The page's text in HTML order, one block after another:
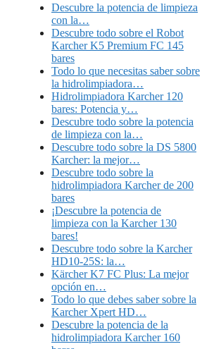
Descubre la potencia de limpieza
con la…
Descubre todo sobre el Robot
Karcher K5 Premium FC 145
bares
Todo lo que necesitas saber sobre
la hidrolimpiadora…
Hidrolimpiadora Karcher 120
bares: Potencia y…
Descubre todo sobre la potencia
de limpieza con la…
Descubre todo sobre la DS 5800
Karcher: la mejor…
Descubre todo sobre la
hidrolimpiadora Karcher de 200
bares
¡Descubre la potencia de
limpieza con la Karcher 130
bares!
Descubre todo sobre la Karcher
HD10-25S: la…
Kärcher K7 FC Plus: La mejor
opción en…
Todo lo que debes saber sobre la
Karcher Xpert HD…
Descubre la potencia de la
hidrolimpiadora Karcher 160